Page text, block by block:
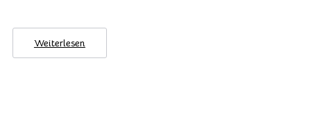
Weiterlesen